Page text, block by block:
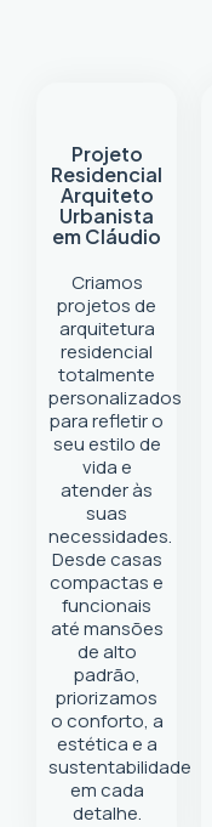
Projeto
Residencial
Arquiteto
Urbanista
em Cláudio
Criamos
projetos de
arquitetura
residencial
totalmente
personalizados
para refletir o
seu estilo de
vida e
atender às
suas
necessidades.
Desde casas
compactas e
funcionais
até mansões
de alto
padrão,
priorizamos
o conforto, a
estética e a
sustentabilidade
em cada
detalhe.